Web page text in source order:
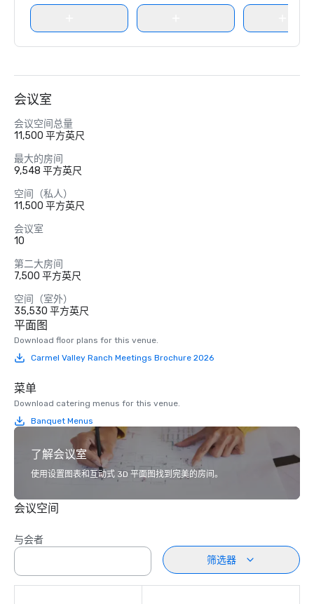
会议室
会议空间总量
11,500 平方英尺
最大的房间
9,548 平方英尺
空间（私人）
11,500 平方英尺
会议室
10
第二大房间
7,500 平方英尺
空间（室外）
35,530 平方英尺
平面图
Download floor plans for this venue.
Carmel Valley Ranch Meetings Brochure 2026
菜单
Download catering menus for this venue.
Banquet Menus
了解会议室
使用设置图表和互动式 3D 平面图找到完美的房间。
会议空间
与会者
筛选器